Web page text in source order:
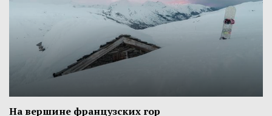
На вершине французских гор